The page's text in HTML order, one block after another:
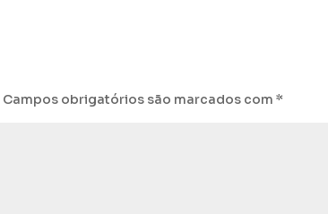
Campos obrigatórios são marcados com*